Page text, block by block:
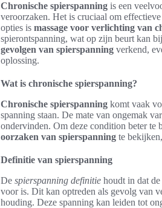
Chronische spierspanning is een
veroorzaken. Het is cruciaal om
opties is massage voor verlichting van
spierontspanning, wat op zijn beurt kan
gevolgen van spierspanning verkend,
oplossing.
Wat is chronische spierspanning?
Chronische spierspanning komt vaak
spanning staan. De mate van ongemak
ondervinden. Om deze condition beter te
oorzaken van spierspanning te
Definitie van spierspanning
De spierspanning definitie houdt in dat
voor is. Dit kan optreden als gevolg van
houding. Deze spanning kan leiden tot